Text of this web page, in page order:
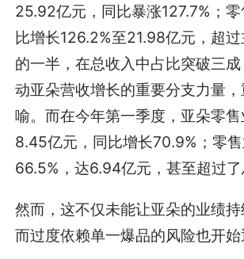
25.92亿元，同比暴涨127.7%；
比增长126.2%至21.98亿元，超过
的一半，在总收入中占比突破三
动亚朵营收增长的重要分支力量
喻。而在今年第一季度，亚朵零
8.45亿元，同比增长70.9%；零
66.5%，达6.94亿元，甚至超过了
然而，这不仅未能让亚朵的业绩持
而过度依赖单一爆品的风险也开始